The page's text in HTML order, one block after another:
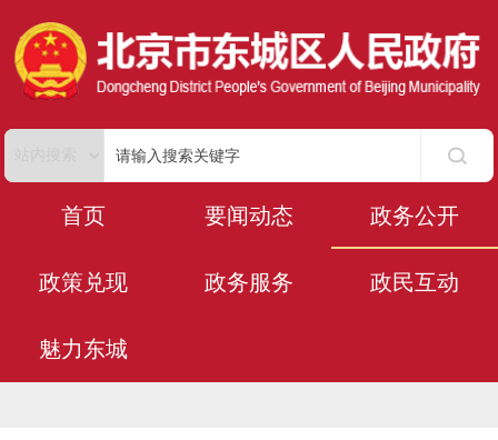
首页 要闻动态 政务公开
政策兑现 政务服务 政民互动
魅力东城